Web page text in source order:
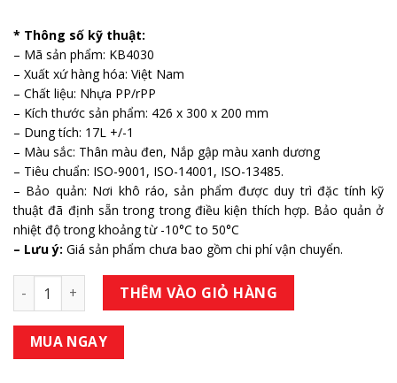
* Thông số kỹ thuật:
– Mã sản phẩm: KB4030
– Xuất xứ hàng hóa: Việt Nam
– Chất liệu: Nhựa PP/rPP
– Kích thước sản phẩm: 426 x 300 x 200 mm
– Dung tích: 17L +/-1
– Màu sắc: Thân màu đen, Nắp gập màu xanh dương
– Tiêu chuẩn: ISO-9001, ISO-14001, ISO-13485.
– Bảo quản: Nơi khô ráo, sản phẩm được duy trì đặc tính kỹ
thuật đã định sẵn trong trong điều kiện thích hợp. Bảo quản ở
nhiệt độ trong khoảng từ -10°C to 50°C
– Lưu ý: Giá sản phẩm chưa bao gồm chi phí vận chuyển.
Thùng nhựa đựng đồ có nắp MD Đen -Xanh dương
THÊM VÀO GIỎ HÀNG
MUA NGAY